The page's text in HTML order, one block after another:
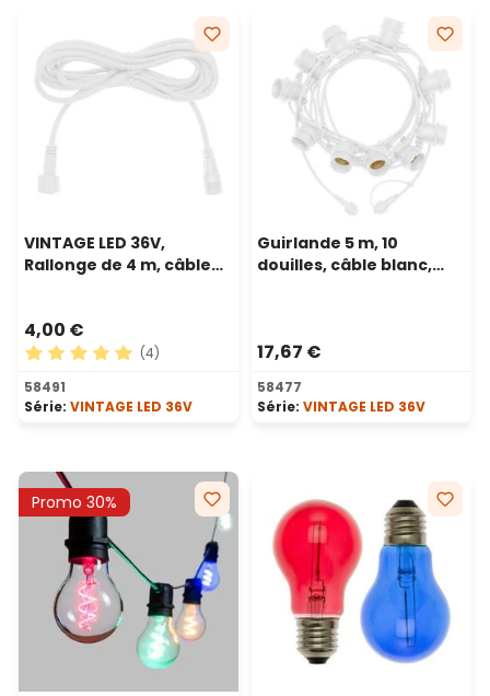
VINTAGE LED 36V,
Rallonge de 4 m, câble
4,00 €
Note moyenne de 5 sur 5 étoiles
(4)
58491
Série: VINTAGE LED 36V
Guirlande 5 m, 10
douilles, câble blanc,
17,67 €
58477
Série: VINTAGE LED 36V
Promo 30%